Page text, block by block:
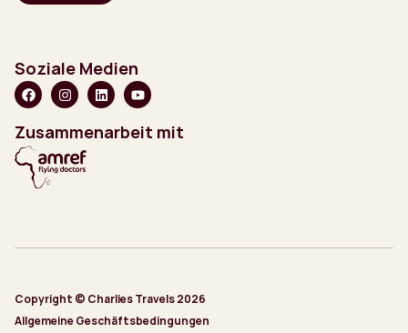
Soziale Medien
Zusammenarbeit mit
Copyright © Charlies Travels 2026
Allgemeine Geschäftsbedingungen